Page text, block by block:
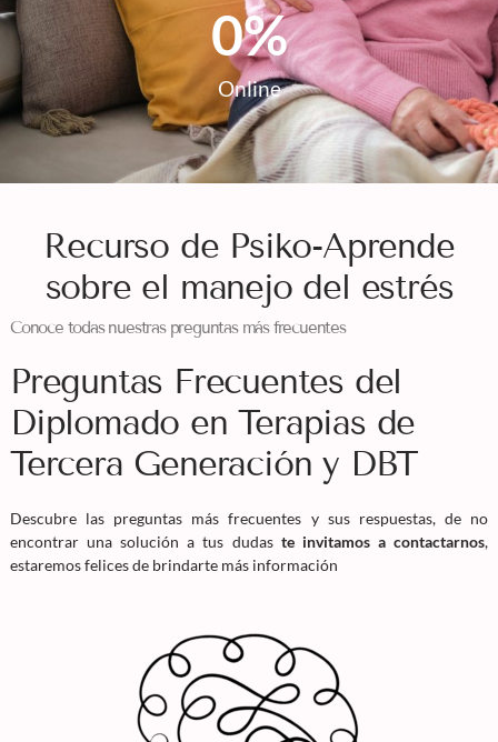
Online
0%
Recurso de Psiko-Aprende
sobre el manejo del estrés
Conoce todas nuestras preguntas más frecuentes
Preguntas Frecuentes del
Diplomado en Terapias de
Tercera Generación y DBT
Descubre las preguntas más frecuentes y sus respuestas, de no
encontrar una solución a tus dudas te invitamos a contactarnos,
estaremos felices de brindarte más información